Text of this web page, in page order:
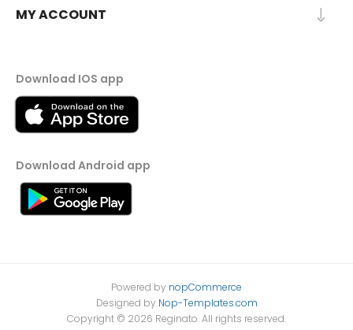
MY ACCOUNT
Download IOS app
Download Android app
Powered by nopCommerce
Designed by Nop-Templates.com
Copyright © 2026 Reginato. All rights reserved.